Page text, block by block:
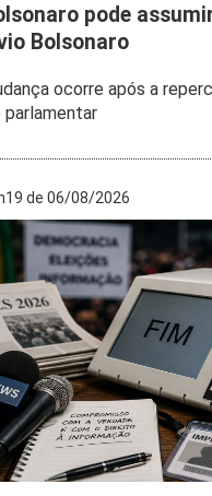
pode
Bolsonaro
ocorre após a
parlamentar
de 06/08/2026